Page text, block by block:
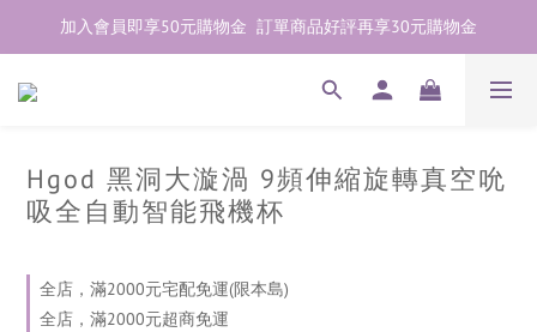
加入會員即享50元購物金  訂單商品好評再享30元購物金
歡迎點右下紫色💬諮詢線上親密顧問
加入會員即享50元購物金  訂單商品好評再享30元購物金
Hgod 黑洞大漩渦 9頻伸縮旋轉真空吮
吸全自動智能飛機杯
全店，滿2000元宅配免運(限本島)
全店，滿2000元超商免運